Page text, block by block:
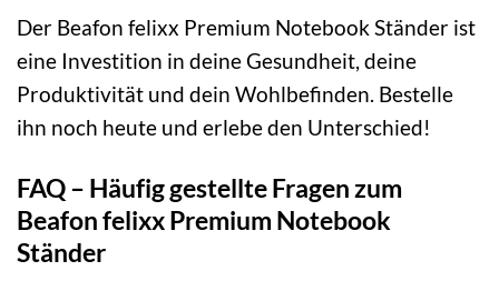
Der Beafon felixx Premium Notebook Ständer ist
eine Investition in deine Gesundheit, deine
Produktivität und dein Wohlbefinden. Bestelle
ihn noch heute und erlebe den Unterschied!
FAQ – Häufig gestellte Fragen zum
Beafon felixx Premium Notebook
Ständer